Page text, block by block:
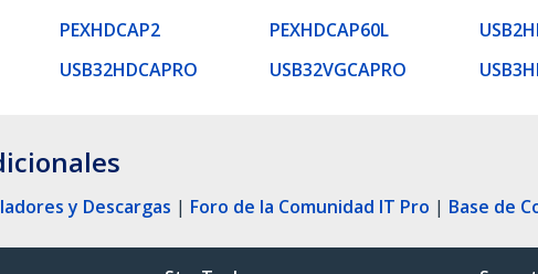
PEXHDCAP2 PEXHDCAP60L
USB32HDCAPRO USB32VGCAPRO
y Descargas | Foro de la Comunidad IT Pro | Base de